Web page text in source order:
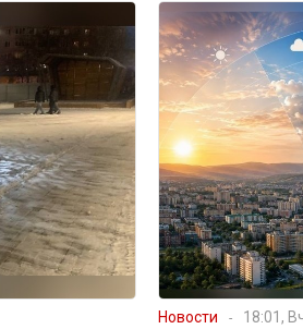
Новости 18:01,